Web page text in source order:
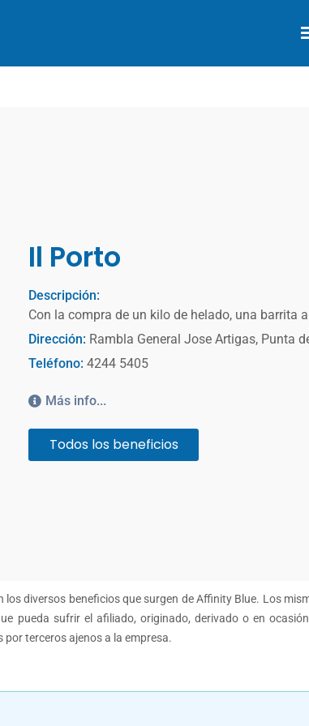
Il Porto
Descripción:
Con la compra de un kilo de helado, una barrita
Dirección: Rambla General Jose Artigas, Punta
Teléfono: 4244 5405
Más info...
Todos los beneficios
diversos beneficios que surgen de Affinity Blue. Los
pueda sufrir el afiliado, originado, derivado o en
terceros ajenos a la empresa.